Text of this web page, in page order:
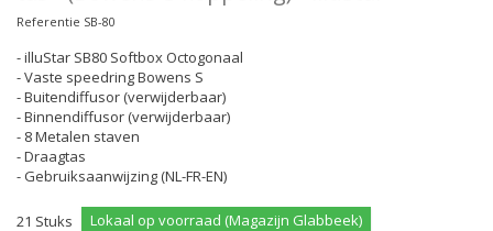
Referentie SB-80
- illuStar SB80 Softbox Octogonaal
- Vaste speedring Bowens S
- Buitendiffusor (verwijderbaar)
- Binnendiffusor (verwijderbaar)
- 8 Metalen staven
- Draagtas
- Gebruiksaanwijzing (NL-FR-EN)
21 Stuks Lokaal op voorraad (Magazijn Glabbeek)